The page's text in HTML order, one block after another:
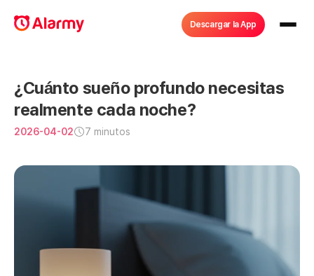
Descargar la App
¿Cuánto sueño profundo necesitas
realmente cada noche?
2026-04-02 7 minutos